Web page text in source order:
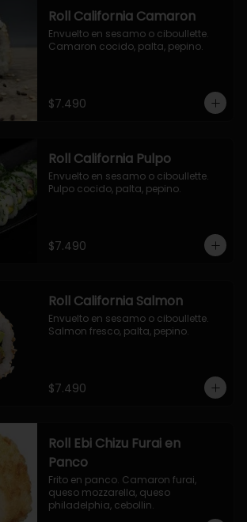
Roll California Camaron
Envuelto en sesamo o ciboullette.
Camaron cocido, palta, pepino.
$7.490
Roll California Pulpo
Envuelto en sesamo o ciboullette.
Pulpo cocido, palta, pepino.
$7.490
Roll California Salmon
Envuelto en sesamo o ciboullette.
Salmon fresco, palta, pepino.
$7.490
Roll Ebi Chizu Furai en
Panco
Frito en panco. Camaron furai,
queso mozzarella, queso
philadelphia, cebollin.